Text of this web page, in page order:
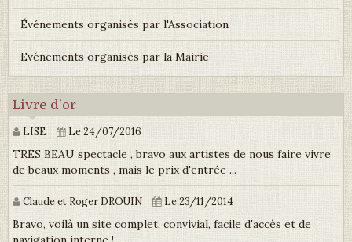
Événements organisés par l'Association
Evénements organisés par la Mairie
Livre d'or
LISE Le 24/07/2016
TRES BEAU spectacle , bravo aux artistes de nous faire vivre
de beaux moments , mais le prix d'entrée ...
Claude et Roger DROUIN Le 23/11/2014
Bravo, voilà un site complet, convivial, facile d'accès et de